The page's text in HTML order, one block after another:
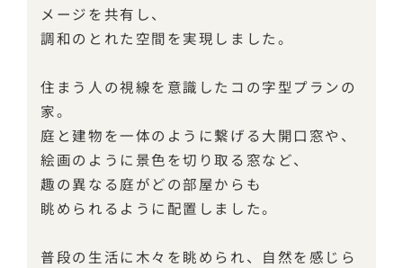
メージを共有し、
調和のとれた空間を実現しました。
住まう人の視線を意識したコの字型プランの
家。
庭と建物を一体のように繋げる大開口窓や、
絵画のように景色を切り取る窓など、
趣の異なる庭がどの部屋からも
眺められるように配置しました。
普段の生活に木々を眺められ、自然を感じら